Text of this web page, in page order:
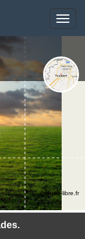
Toggle
©photo-libre.fr
Toggle